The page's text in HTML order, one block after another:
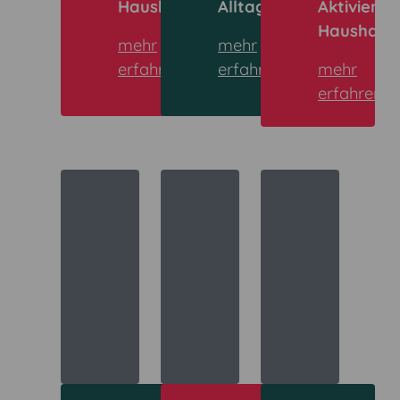
Haushaltshilfe
mehr
erfahren
Alltagshilfe
mehr
erfahren
mehr
erfahren